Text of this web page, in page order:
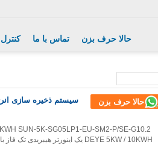
تماس با ما حالا حرف بزن
حالا حرف بزن